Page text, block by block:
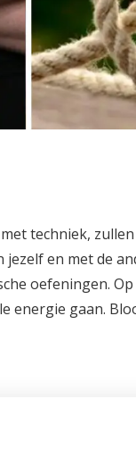
techniek,
en met de
oefeningen.
energie gaan.